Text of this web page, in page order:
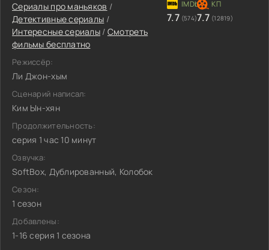
Сериалы про маньяков /
Детективные сериалы /
Интересные сериалы / Смотреть
фильмы бесплатно
Режиссёр:
Ли Джон-хым
Сценарий написал:
Ким Ын-хян
Продолжительность:
серия 1 час 10 минут
Озвучка:
SoftBox, Дублированный, Колобок
Сезон:
1 сезон
Добавлены:
1-16 серия 1 сезона
7.7 (574)7.7 (12819)